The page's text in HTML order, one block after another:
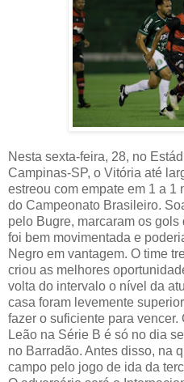
Nesta sexta-feira, 28, no
Campinas-SP, o Vitória até
estreou com empate em 1 a 1
do Campeonato Brasileiro.
pelo Bugre, marcaram os
foi bem movimentada e
Negro em vantagem. O time
criou as melhores
volta do intervalo o nível da
casa foram levemente
fazer o suficiente para
Leão na Série B é só no dia
no Barradão. Antes disso, na
campo pelo jogo de ida da